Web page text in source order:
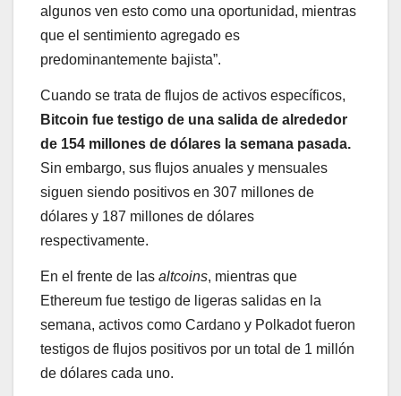
algunos ven esto como una oportunidad, mientras
que el sentimiento agregado es
predominantemente bajista”.
Cuando se trata de flujos de activos específicos,
Bitcoin fue testigo de una salida de alrededor
de 154 millones de dólares la semana pasada.
Sin embargo, sus flujos anuales y mensuales
siguen siendo positivos en 307 millones de
dólares y 187 millones de dólares
respectivamente.
En el frente de las altcoins, mientras que
Ethereum fue testigo de ligeras salidas en la
semana, activos como Cardano y Polkadot fueron
testigos de flujos positivos por un total de 1 millón
de dólares cada uno.